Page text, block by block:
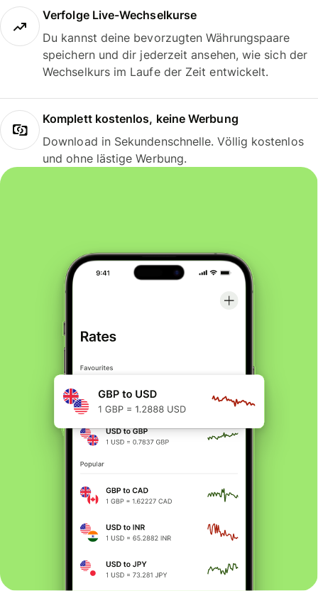
Verfolge Live-Wechselkurse
Du kannst deine bevorzugten Währungspaare
speichern und dir jederzeit ansehen, wie sich der
Wechselkurs im Laufe der Zeit entwickelt.
Komplett kostenlos, keine Werbung
Download in Sekundenschnelle. Völlig kostenlos
und ohne lästige Werbung.